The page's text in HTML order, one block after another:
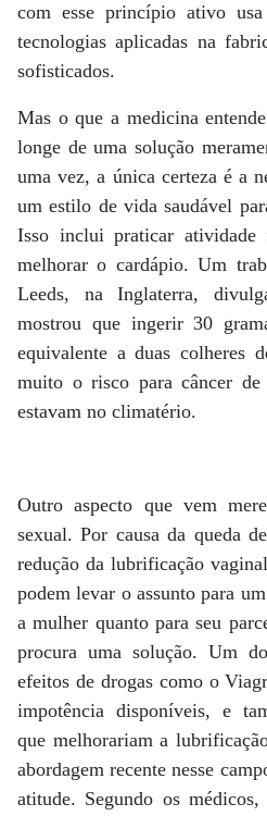
com esse princípio ativo
tecnologias aplicadas na
sofisticados.
Mas o que a medicina
longe de uma solução
uma vez, a única certeza é a
um estilo de vida saudável
Isso inclui praticar
melhorar o cardápio. Um
Leeds, na Inglaterra,
mostrou que ingerir 30
equivalente a duas colheres
muito o risco para câncer de
estavam no climatério.
Outro aspecto que vem
sexual. Por causa da queda
redução da lubrificação
podem levar o assunto para
a mulher quanto para seu
procura uma solução. Um
efeitos de drogas como o
impotência disponíveis, e
que melhorariam a
abordagem recente nesse
atitude. Segundo os